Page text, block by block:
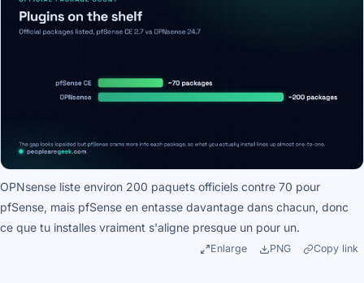
OPNsense liste environ 200 paquets officiels contre 70 pour
pfSense, mais pfSense en entasse davantage dans chacun, donc
ce que tu installes vraiment s'aligne presque un pour un.
Enlarge PNG Copy link